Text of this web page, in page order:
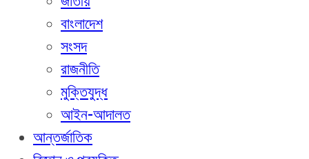
বাংলাদেশ
সংসদ
রাজনীতি
মুক্তিযুদ্ধ
আইন-আদালত
আন্তর্জাতিক